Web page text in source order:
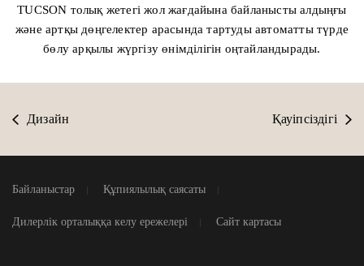
TUCSON толық жетегі жол жағдайына байланысты алдыңғы
және артқы дөңгелектер арасында тартуды автоматты түрде
бөлу арқылы жүргізу өнімділігін оңтайландырады.
Дизайн Қауіпсіздігі
Байланыстар Құпиялылық саясаты
Дилерлік орталыққа келу ережелері Сайт картасы